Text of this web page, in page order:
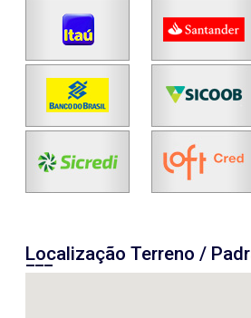
Localização Terreno /